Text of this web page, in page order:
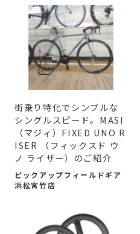
街乗り特化でシンプルな
シングルスピード。MASI
（マジィ）FIXED UNO R
ISER （フィックスド ウ
ノ ライザー）のご紹介
ピックアップフィールドギア
浜松宮竹店